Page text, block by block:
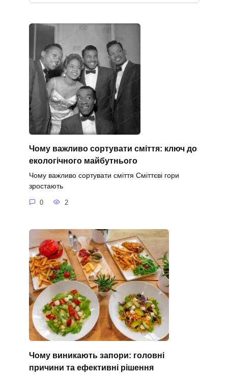
Чому важливо сортувати сміття: ключ до
екологічного майбутнього
Чому важливо сортувати сміття Сміттєві гори
зростають
0 2
Чому виникають запори: головні
причини та ефективні рішення